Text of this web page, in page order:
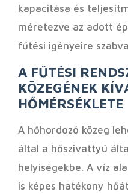
kapacitása és
méretezve az adott
fűtési igényeire
A FŰTÉSI
KÖZEGÉNEK
HŐMÉRSÉKLETE
A hőhordozó közeg
által a hőszivattyú
helyiségekbe. A víz
is képes hatékony